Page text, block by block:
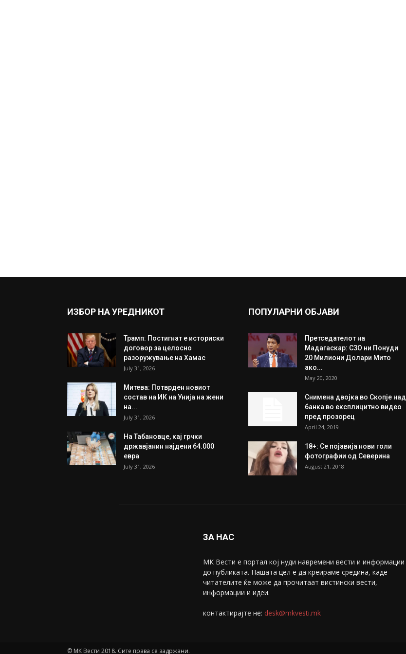
ИЗБОР НА УРЕДНИКОТ
Трамп: Постигнат е историски
договор за целосно
разоружување на Хамас
July 31, 2026
Митева: Потврден новиот
состав на ИК на Унија на жени
на...
July 31, 2026
На Табановце, кај грчки
државјанин најдени 64.000
евра
July 31, 2026
ПОПУЛАРНИ ОБЈАВИ
Претседателот на
Мадагаскар: СЗО ни Понуди
20 Милиони Долари Мито
ако...
May 20, 2020
Снимена двојка во Скопје над
банка во експлицитно видео
пред прозорец
April 24, 2019
18+: Се појавија нови голи
фотографии од Северина
August 21, 2018
ЗА НАС
МК Вести е портал коj нуди навремени вести и информации
до публиката. Нашата цел е да креираме средина, каде
читателите ќе може да прочитаат вистински вести,
информации и идеи.
контактирајте не: desk@mkvesti.mk
© МК Вести 2018. Сите права се задржани.